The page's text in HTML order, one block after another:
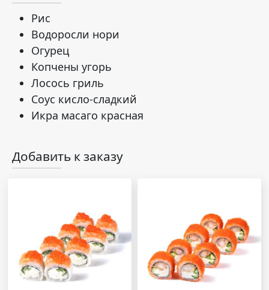
Рис
Водоросли нори
Огурец
Копчены угорь
Лосось гриль
Соус кисло-сладкий
Икра масаго красная
Добавить к заказу